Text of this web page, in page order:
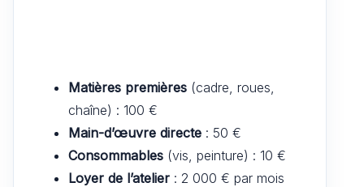
Matières premières (cadre, roues,
chaîne) : 100 €
Main-d’œuvre directe : 50 €
Consommables (vis, peinture) : 10 €
Loyer de l’atelier : 2 000 € par mois